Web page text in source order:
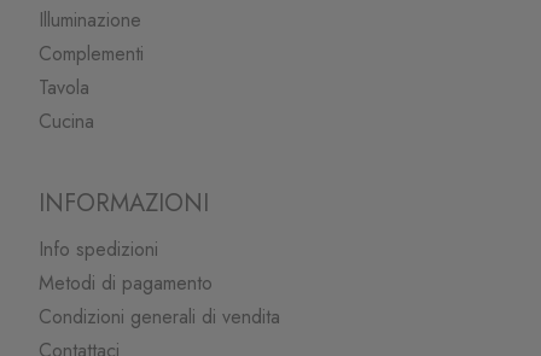
Illuminazione
Complementi
Tavola
Cucina
INFORMAZIONI
Info spedizioni
Metodi di pagamento
Condizioni generali di vendita
Contattaci